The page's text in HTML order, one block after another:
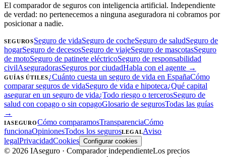
El comparador de seguros con inteligencia artificial. Independiente
de verdad: no pertenecemos a ninguna aseguradora ni cobramos por
posicionar a nadie.
SEGUROSSeguro de vidaSeguro de cocheSeguro de saludSeguro de
hogarSeguro de decesosSeguro de viajeSeguro de mascotasSeguro
de motoSeguro de patinete eléctricoSeguro de responsabilidad
civilAseguradorasSeguros por ciudadHabla con el agente →
GUÍAS ÚTILES¿Cuánto cuesta un seguro de vida en EspañaCómo
comparar seguros de vidaSeguro de vida e hipoteca¿Qué capital
asegurar en un seguro de vida¿Todo riesgo o tercerosSeguro de
salud con copago o sin copagoGlosario de segurosTodas las guías
→
IASEGUROCómo comparamosTransparenciaCómo
funcionaOpinionesTodos los segurosLEGALAviso
legalPrivacidadCookies Configurar cookies
© 2026 IAseguro · Comparador independienteLos precios